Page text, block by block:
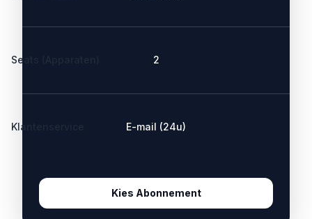
Seats (Apparaten) 2
Klantenservice E-mail (24u)
Kies Abonnement